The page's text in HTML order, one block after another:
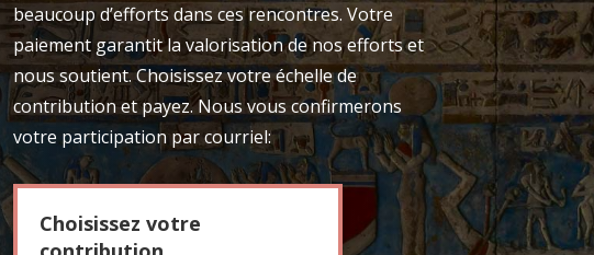
beaucoup d’efforts dans ces rencontres. Votre
paiement garantit la valorisation de nos efforts et
nous soutient. Choisissez votre échelle de
contribution et payez. Nous vous confirmerons
votre participation par courriel:
Choisissez votre